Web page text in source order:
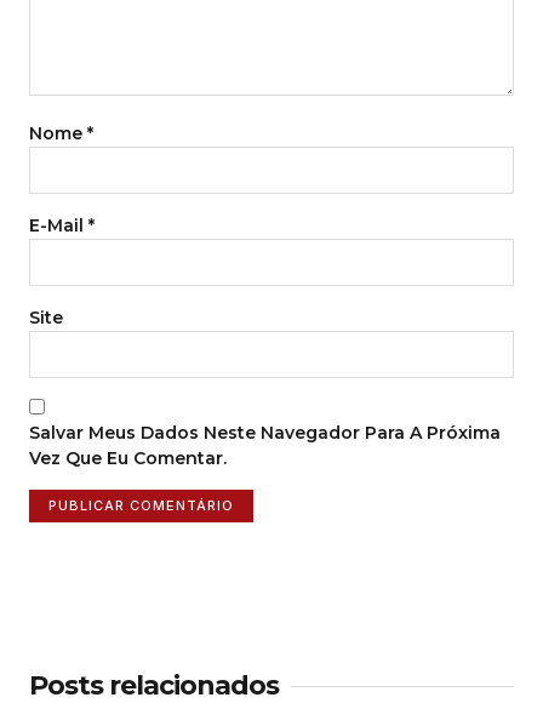
Nome *
E-Mail *
Site
Salvar Meus Dados Neste Navegador Para A Próxima
Vez Que Eu Comentar.
Posts relacionados